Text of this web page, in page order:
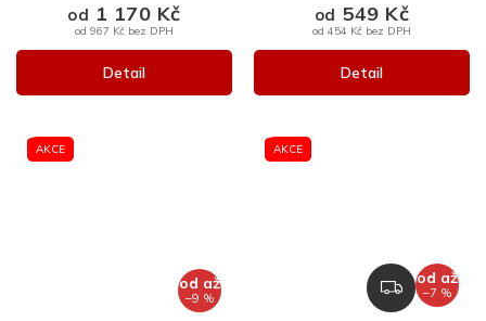
od 967 Kč bez DPH
od 1 170 Kč
Detail
od 454 Kč bez DPH
od 549 Kč
Detail
AKCE
od až
–9 %
AKCE
Z
D
od až
–7 %